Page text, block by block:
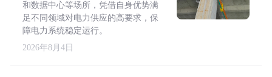
和数据中心等场所，凭借自身优势满
足不同领域对电力供应的高要求，保
障电力系统稳定运行。
2026年8月4日